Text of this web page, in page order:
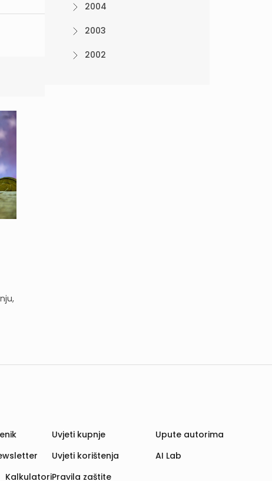
2004
2003
2002
Kalkulatori
Uvjeti kupnje
Uvjeti korištenja
Pravila zaštite
Upute autorima
AI Lab